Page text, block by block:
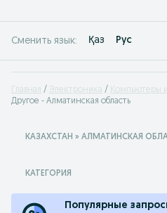
Сменить язык: Қаз Рус
Главная Электроника Компьютеры
Другое - Алматинская область
КАЗАХСТАН » АЛМАТИНСКАЯ
КАТЕГОРИЯ
Популярные